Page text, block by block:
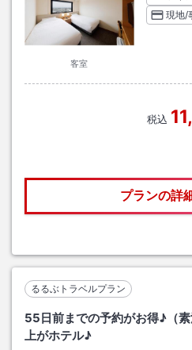
客室
現地/
税込
プランの詳
るるぶトラベルプラン
55日前までの予約がお得♪（
上がホテル♪